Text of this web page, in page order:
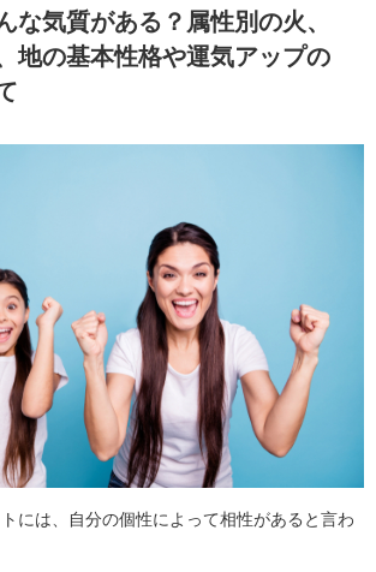
な気質がある？属性別の火、
地の基本性格や運気アップの
には、自分の個性によって相性があると言わ